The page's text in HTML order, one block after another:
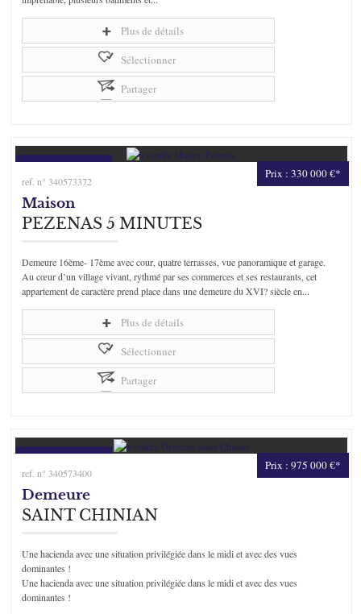
Plus de détails
Sélectionner
Partager
Prix : 330 000 €*
ref. n° 340573372
Maison
PEZENAS 5 MINUTES
Demeure 16ème- 17ème avec cour, quatre terrasses, vue panoramique et garage.
Au cœur d’un village vivant, rythmé par ses commerces et ses restaurants, cet
appartement de caractère prend place dans une demeure du XVI? siècle en...
Plus de détails
Sélectionner
Partager
Prix : 975 000 €*
ref. n° 340573400
Demeure
SAINT CHINIAN
Une hacienda avec une situation privilégiée dans le midi et avec des vues
dominantes !
Une hacienda avec une situation privilégiée dans le midi et avec des vues
dominantes !